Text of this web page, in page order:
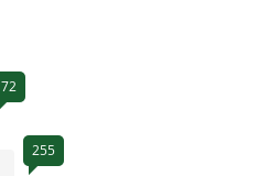
72
255